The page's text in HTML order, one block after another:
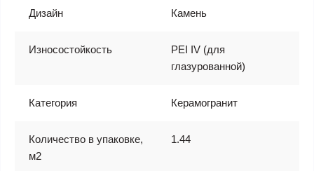
Дизайн Камень
Износостойкость
PEI IV (для
глазурованной)
Категория Керамогранит
Количество в упаковке,
м2
1.44